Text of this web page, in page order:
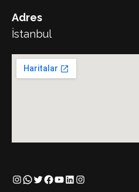
Adres
İstanbul
Instagram
WhatsApp
Twitter
Facebook
YouTube
LinkedIn
Instagram